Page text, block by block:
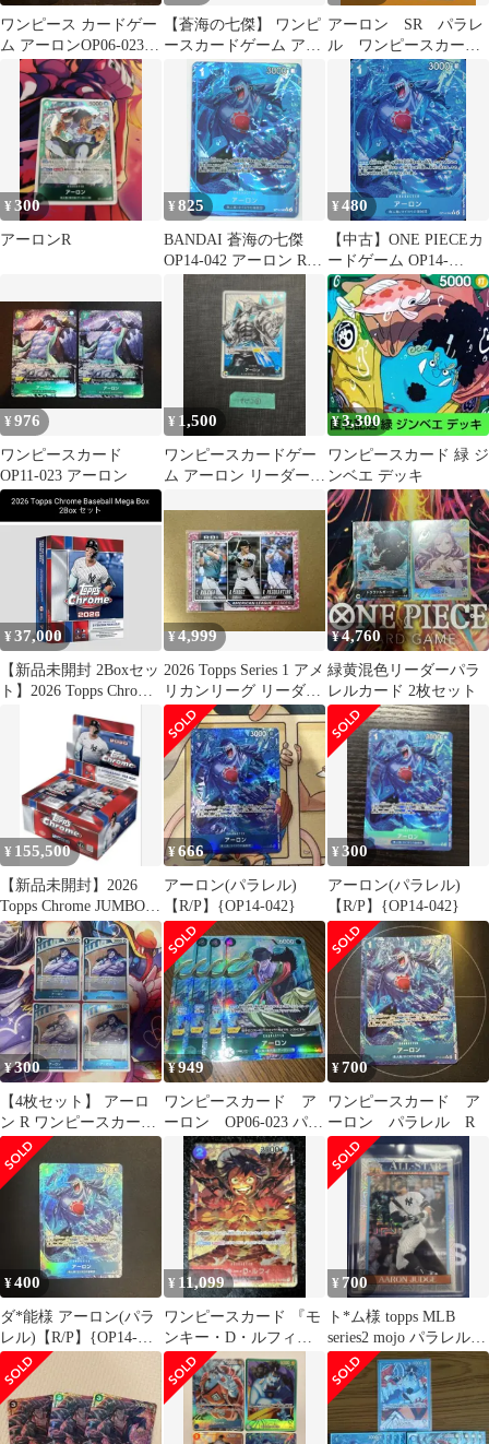
ワンピース カードゲー
ム アーロンOP06-023他
SR10枚
【蒼海の七傑】 ワンピ
ースカードゲーム アー
ロンRパラ・ジンベエ
SR リーダーズ
アーロン SR パラレ
ル ワンピースカード
ゲーム まとめ売り
¥300
アーロンR
¥825
BANDAI 蒼海の七傑
OP14-042 アーロン Rパ
ラレル
¥480
【中古】ONE PIECEカ
ードゲーム OP14-
042[R]：(パラレル)アー
ロン
¥976
ワンピースカード
OP11-023 アーロン
¥ 1,500
ワンピースカードゲー
ム アーロン リーダーパ
¥3,300
ワンピースカード 緑 ジ
ンベエ デッキ
¥37,000
【新品未開封 2Boxセッ
ト】2026 Topps Chrome
Baseball Mega Box
¥4,999
2026 Topps Series 1 アメ
リカンリーグ リーダー
ズ 99 桜
¥4,760
緑黄混色リーダーパラ
レルカード 2枚セット
¥ 155,500
【新品未開封】2026
Topps Chrome JUMBO
Box
¥666
アーロン(パラレル)
【R/P】{OP14-042}
¥300
アーロン(パラレル)
【R/P】{OP14-042}
¥300
【4枚セット】 アーロ
ン R ワンピースカード
ゲーム
¥949
ワンピースカード ア
ーロン OP06-023 パラ
レル
¥700
ワンピースカード ア
ーロン パラレル R
¥400
ダ*能様 アーロン(パラ
レル)【R/P】{OP14-
042}
¥ 11,099
ワンピースカード 『モ
ンキー・D・ルフィ』
OP01-024
¥ 700
ト*ム様 topps MLB
series2 mojo パラレル
アーロンジャッ